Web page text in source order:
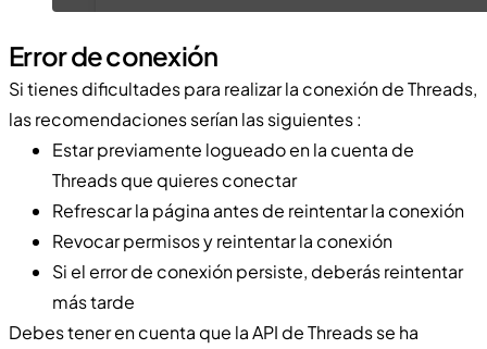
Error de conexión
Si tienes dificultades para realizar la conexión de Threads,
las recomendaciones serían las siguientes :
Estar previamente logueado en la cuenta de
Threads que quieres conectar
Refrescar la página antes de reintentar la conexión
Revocar permisos y reintentar la conexión
Si el error de conexión persiste, deberás reintentar
más tarde
Debes tener en cuenta que la API de Threads se ha